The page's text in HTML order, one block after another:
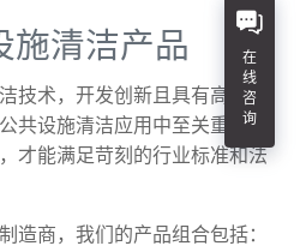
施清洁产品
技术，开发创新且具有高性价
共设施清洁应用中至关重要。
才能满足苛刻的行业标准和法
造商，我们的产品组合包括：
在
线
咨
询